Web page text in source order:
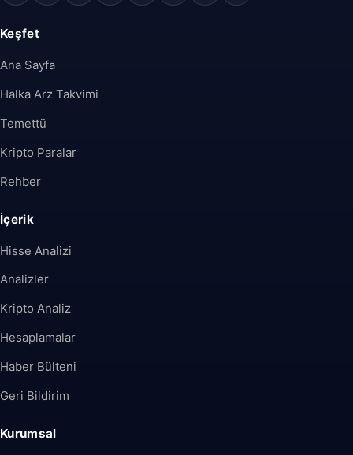
Keşfet
Ana Sayfa
Halka Arz Takvimi
Temettü
Kripto Paralar
Rehber
İçerik
Hisse Analizi
Analizler
Kripto Analiz
Hesaplamalar
Haber Bülteni
Geri Bildirim
Kurumsal